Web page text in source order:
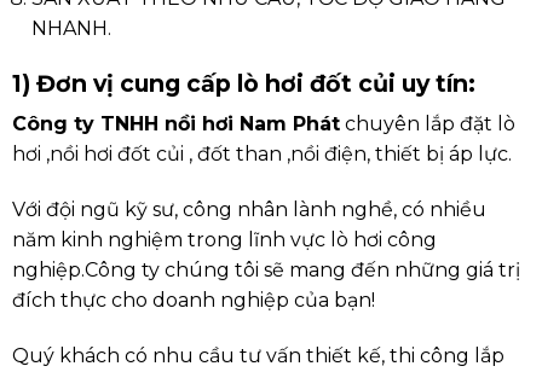
NHANH.
1) Đơn vị cung cấp lò hơi đốt củi uy tín:
Công ty TNHH nồi hơi Nam Phátchuyên lắp đặt lò
hơi ,nồi hơi đốt củi , đốt than ,nồi điện, thiết bị áp lực.
Với đội ngũ kỹ sư, công nhân lành nghề, có nhiều
năm kinh nghiệm trong lĩnh vực lò hơi công
nghiệp.Công ty chúng tôi sẽ mang đến những giá trị
đích thực cho doanh nghiệp của bạn!
Quý khách có nhu cầu tư vấn thiết kế, thi công lắp